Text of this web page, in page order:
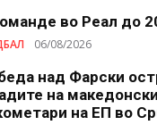
во Реал до
06/08/2026
над Фарски
на македонски
на ЕП во